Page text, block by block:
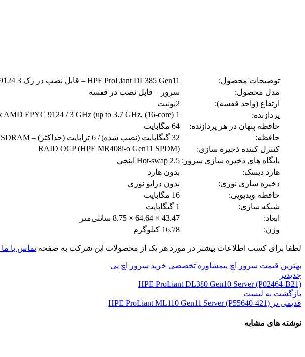
توضیحات محصول:
HPE ProLiant DL385 Gen11 – قابل نصب در رک EPYC 9124 3 گیگاهرتز – 32 گیگابایت – بدون هارد دیسک
مدل محصول:
سرور – قابل نصب در قفسه
ارتفاع (واحد قفسه):
2یونیت
پردازنده:
1 x AMD EPYC 9124 / 3 GHz (up to 3.7 GHz, (16-core)
حافظه پنهان در هر پردازنده:
64 مگابایت
حافظه:
32 گیگابایت (نصب شده) / 6 ترابایت (حداکثر) – DDR5 SDRAM
کنترل کننده ذخیره سازی:
RAID OCP (HPE MR408i-o Gen11 SPDM)
پایگاه های ذخیره سازی سرور: Hot-swap 2.5 اینچی
هارد دیسک:
بدون هارد
ذخیره سازی نوری:
بدون درایو نوری
حافظه ویدیویی:
16 مگابایت
شبکه سازی:
1 گیگابایت
ابعاد:
43.47 × 64.64 × 8.75 سانتی‌متر
وزن:
16.78 کیلوگرم
لطفا برای کسب اطلاعات بیشتر در مورد هر یک از محصولات این شرکت به صفحه تماس با ما
بهترین قیمت سرور اچ پیمشاوره تخصصی خرید سرور اچ پی
جدیدتر
HPE ProLiant DL380 Gen10 Server (P02464-B21)
بازگشت به لیست
قدیمی تر HPE ProLiant ML110 Gen11 Server (P55640-421)
نوشته های مشابه